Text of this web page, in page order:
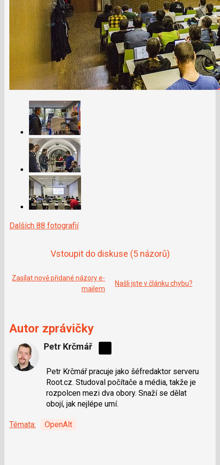
Dalších 88 fotografií
Vstoupit do diskuse (5 názorů)
Zasílat nově přidané názory e-
mailem
Našli jste v článku chybu?
Autor zprávičky
Petr Krčmář
síti
X
Petr Krčmář pracuje jako šéfredaktor serveru
Root.cz. Studoval počítače a média, takže je
rozpolcen mezi dva obory. Snaží se dělat
obojí, jak nejlépe umí.
Témata: OpenAlt